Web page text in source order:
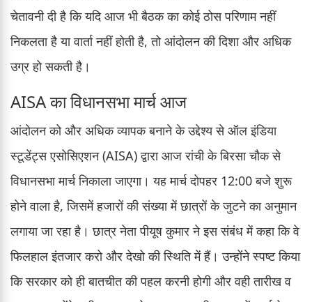
चेतावनी दी है कि यदि आज भी बैठक का कोई ठोस परिणाम नहीं
निकलता है या वार्ता नहीं होती है, तो आंदोलन की दिशा और अधिक
उग्र हो सकती है।
AISA का विधानसभा मार्च आज
आंदोलन को और अधिक व्यापक बनाने के उद्देश्य से ऑल इंडिया
स्टूडेंट्स एसोसिएशन (AISA) द्वारा आज रांची के बिरसा चौक से
विधानसभा मार्च निकाला जाएगा। यह मार्च दोपहर 12:00 बजे शुरू
होने वाला है, जिसमें हजारों की संख्या में छात्रों के जुटने का अनुमान
लगाया जा रहा है। छात्र नेता पीयूष कुमार ने इस संबंध में कहा कि वे
फिलहाल इंतजार करो और देखो की स्थिति में हैं। उन्होंने स्पष्ट किया
कि सरकार को ही बातचीत की पहल करनी होगी और वही तारीख व